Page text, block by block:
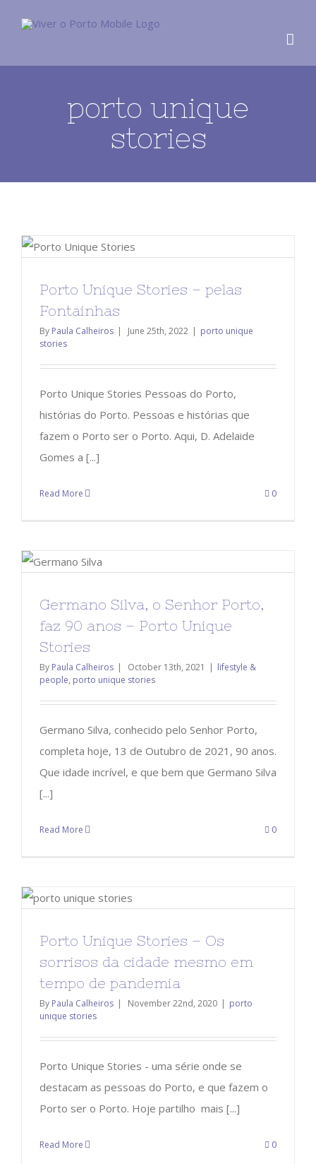
porto unique
stories
Porto Unique Stories – pelas
Fontainhas
By Paula Calheiros | June 25th, 2022 | porto unique
stories
Porto Unique Stories Pessoas do Porto,
histórias do Porto. Pessoas e histórias que
fazem o Porto ser o Porto. Aqui, D. Adelaide
Gomes a [...]
Read More 0
Germano Silva, o Senhor Porto,
faz 90 anos – Porto Unique
Stories
By Paula Calheiros | October 13th, 2021 | lifestyle &
people, porto unique stories
Germano Silva, conhecido pelo Senhor Porto,
completa hoje, 13 de Outubro de 2021, 90 anos.
Que idade incrível, e que bem que Germano Silva
[...]
Read More 0
Porto Unique Stories – Os
sorrisos da cidade mesmo em
tempo de pandemia
By Paula Calheiros | November 22nd, 2020 | porto
unique stories
Porto Unique Stories - uma série onde se
destacam as pessoas do Porto, e que fazem o
Porto ser o Porto. Hoje partilho mais [...]
Read More 0